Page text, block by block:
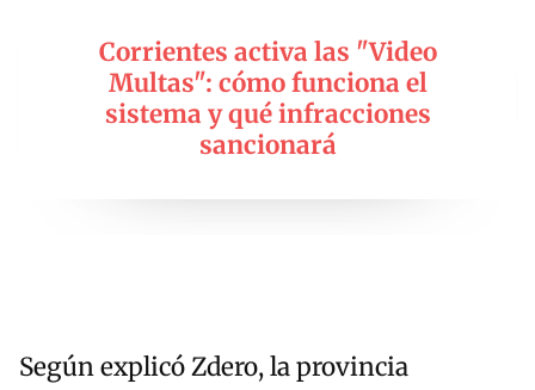
Corrientes activa las "Video
Multas": cómo funciona el
sistema y qué infracciones
sancionará
Según explicó Zdero, la provincia